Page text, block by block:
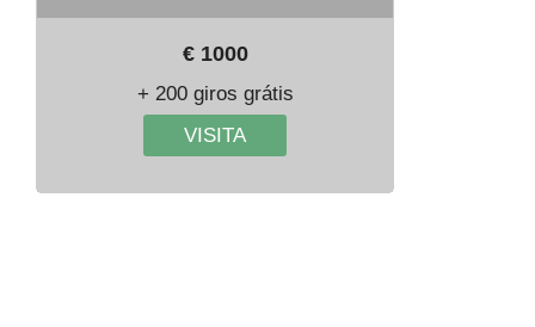
€ 1000
+ 200 giros grátis
VISITA